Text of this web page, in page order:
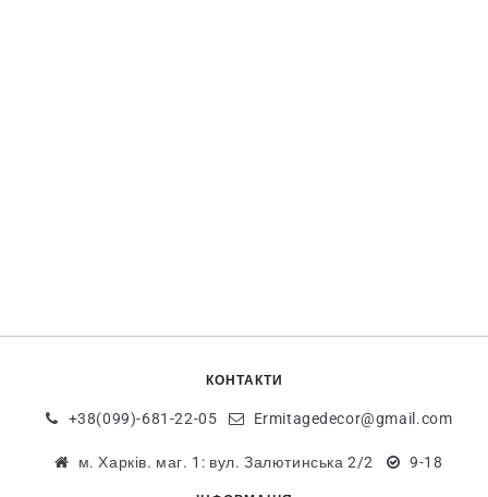
КОНТАКТИ
+38(099)-681-22-05 Ermitagedecor@gmail.com
м. Харків. маг. 1: вул. Залютинська 2/2 9-18